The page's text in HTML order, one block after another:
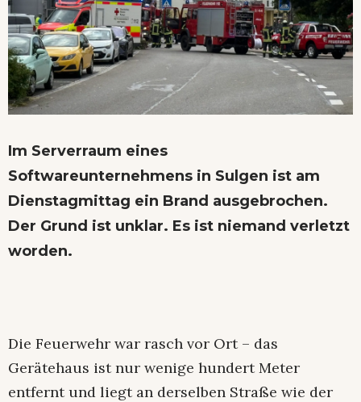
Im Serverraum eines
Softwareunternehmens in Sulgen ist am
Dienstagmittag ein Brand ausgebrochen.
Der Grund ist unklar. Es ist niemand verletzt
worden.
Die Feuerwehr war rasch vor Ort – das
Gerätehaus ist nur wenige hundert Meter
entfernt und liegt an derselben Straße wie der